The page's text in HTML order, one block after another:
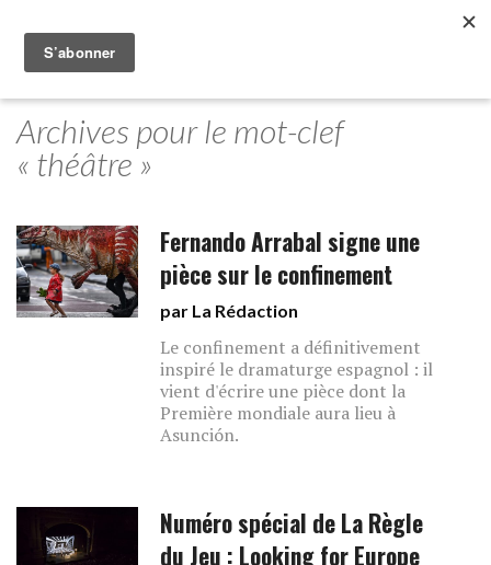
Archives pour le mot-clef
« théâtre »
Fernando Arrabal signe une
pièce sur le confinement
par La Rédaction
Le confinement a définitivement
inspiré le dramaturge espagnol : il
vient d'écrire une pièce dont la
Première mondiale aura lieu à
Asunción.
Numéro spécial de La Règle
du Jeu : Looking for Europe